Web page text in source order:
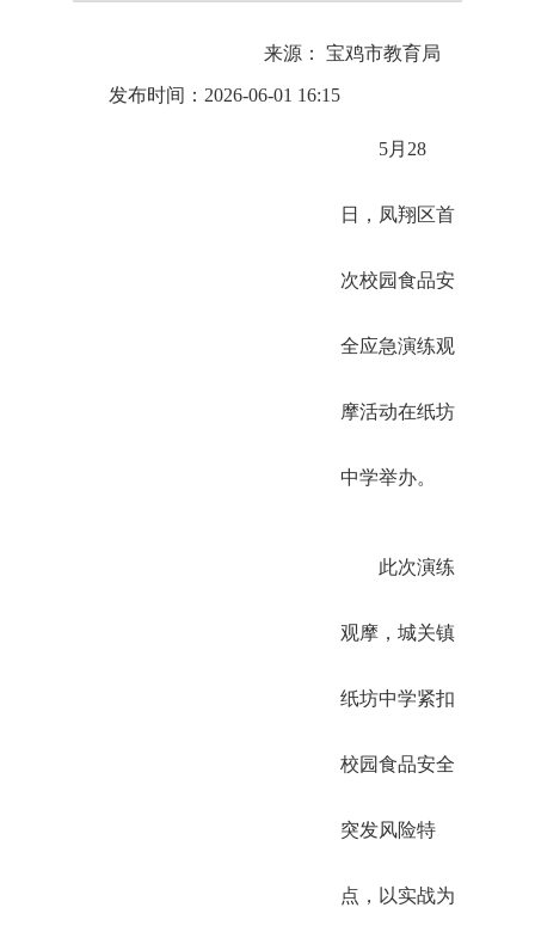
来源： 宝鸡市教育局
发布时间：2026-06-01 16:15
5月28
日，凤翔区首
次校园食品安
全应急演练观
摩活动在纸坊
中学举办。
此次演练
观摩，城关镇
纸坊中学紧扣
校园食品安全
突发风险特
点，以实战为